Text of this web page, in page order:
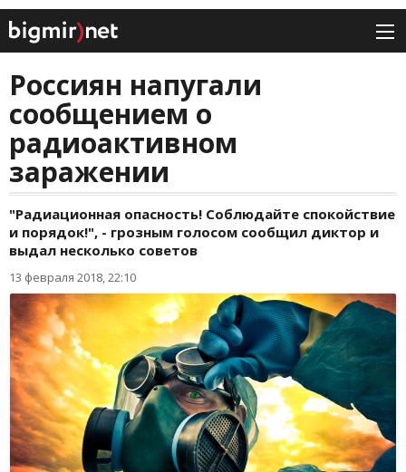
Россиян напугали
сообщением о
радиоактивном
заражении
"Радиационная опасность! Соблюдайте спокойствие
и порядок!", - грозным голосом сообщил диктор и
выдал несколько советов
13 февраля 2018, 22:10